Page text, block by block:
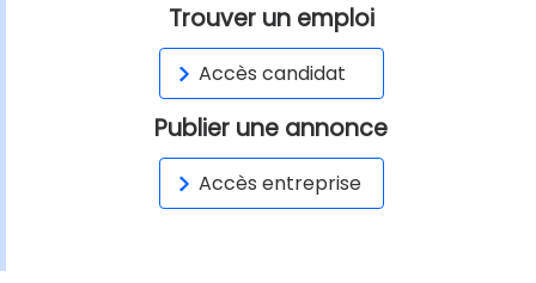
Trouver un emploi
Accès candidat
Publier une annonce
Accès entreprise